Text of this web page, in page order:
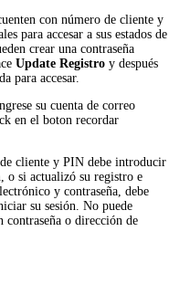
con número de cliente y
para accesar a sus estados de
crear una contraseña
Update Registro y después
para accesar.
su cuenta de correo
en el boton recordar
cliente y PIN debe introducir
o si actualizó su registro e
y contraseña, debe
su sesión. No puede
contraseña o dirección de